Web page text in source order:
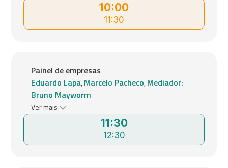
10:00
11:30
11:30
12:30
Painel de empresas
Eduardo Lapa,Marcelo Pacheco,Mediador:
Bruno Mayworm
Ver mais